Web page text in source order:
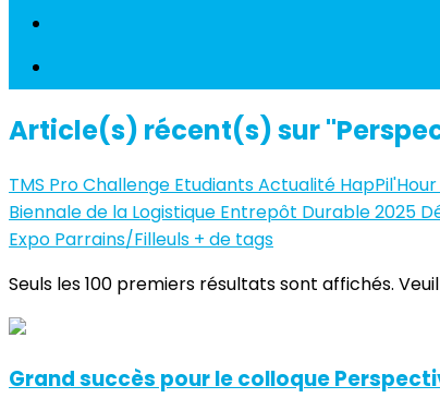
Article(s) récent(s) sur
TMS ProChallenge EtudiantsActualité HapPil'Hour
Biennale de la Logistique Entrepôt Durable 2025
Expo Parrains/Filleuls + de tags
Seuls les 100 premiers résultats sont affichés.
Grand succès pour le colloque